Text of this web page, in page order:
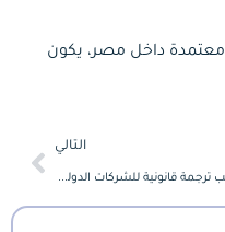
معتمدة داخل مصر، يكون
التالي
مكتب ترجمة قانونية للشركات الدولية والمحلية